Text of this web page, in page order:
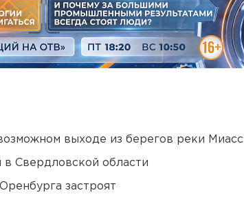
выходе из берегов реки Миасс
в Свердловской области
застроят